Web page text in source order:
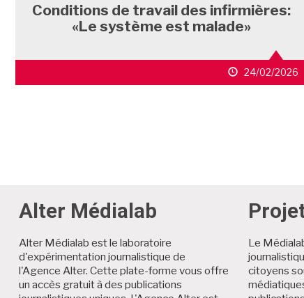
Conditions de travail des infirmières:
«Le système est malade»
24/02/2026
Alter Médialab
Alter Médialab est le laboratoire
d'expérimentation journalistique de
l'Agence Alter. Cette plate-forme vous offre
un accès gratuit à des publications
Le
citoyens